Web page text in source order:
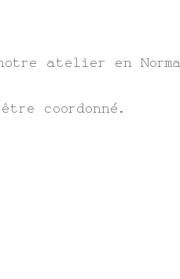
atelier en
coordonné.